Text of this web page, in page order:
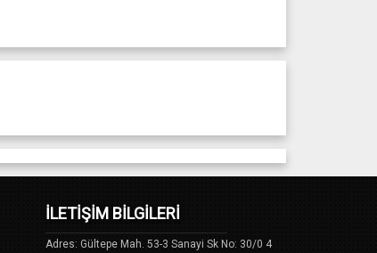
İLETİŞİM BİLGİLERİ
Adres: Gültepe Mah. 53-3 Sanayi Sk No: 30/0 4